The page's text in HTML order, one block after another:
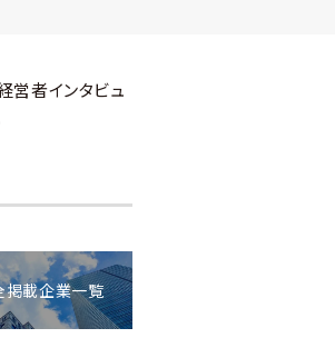
営者インタビュ
掲載企業一覧